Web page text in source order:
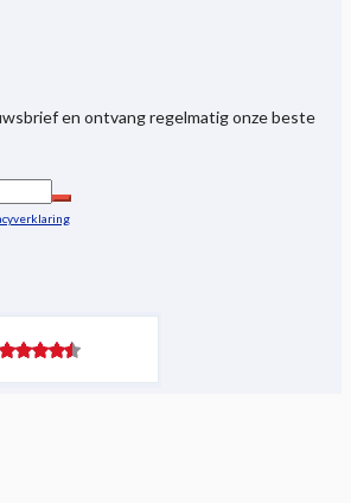
en ontvang regelmatig onze beste